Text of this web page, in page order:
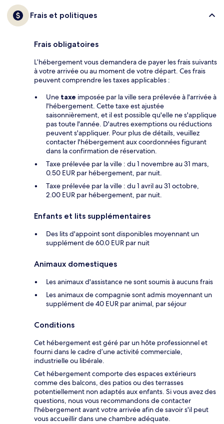
Frais et politiques
Frais obligatoires
L’hébergement vous demandera de payer les frais suivants
à votre arrivée ou au moment de votre départ. Ces frais
peuvent comprendre les taxes applicables :
Une taxe imposée par la ville sera prélevée à l'arrivée à
l'hébergement. Cette taxe est ajustée
saisonnièrement, et il est possible qu'elle ne s'applique
pas toute l'année. D'autres exemptions ou réductions
peuvent s'appliquer. Pour plus de détails, veuillez
contacter l'hébergement aux coordonnées figurant
dans la confirmation de réservation.
Taxe prélevée par la ville : du 1 novembre au 31 mars,
0.50 EUR par hébergement, par nuit.
Taxe prélevée par la ville : du 1 avril au 31 octobre,
2.00 EUR par hébergement, par nuit.
Enfants et lits supplémentaires
Des lits d'appoint sont disponibles moyennant un
supplément de 60.0 EUR par nuit
Animaux domestiques
Les animaux d'assistance ne sont soumis à aucuns frais
Les animaux de compagnie sont admis moyennant un
supplément de 40 EUR par animal, par séjour
Conditions
Cet hébergement est géré par un hôte professionnel et
fourni dans le cadre d’une activité commerciale,
industrielle ou libérale.
Cet hébergement comporte des espaces extérieurs
comme des balcons, des patios ou des terrasses
potentiellement non adaptés aux enfants. Si vous avez des
questions, nous vous recommandons de contacter
l'hébergement avant votre arrivée afin de savoir s'il peut
vous accueillir dans une chambre adéquate.